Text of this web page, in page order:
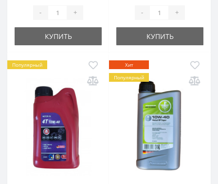
- +
КУПИТЬ
- +
КУПИТЬ
Популярный
Хит
Популярный